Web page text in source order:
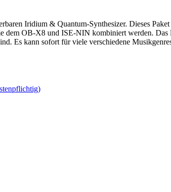
Iridium & Quantum-Synthesizer. Dieses
dem OB-X8 und ISE-NIN kombiniert werden. Das
Es kann sofort für viele verschiedene